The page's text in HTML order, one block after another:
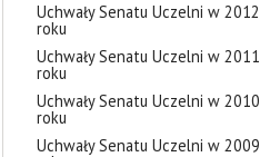
Uchwały Senatu Uczelni w 2012
roku
Uchwały Senatu Uczelni w 2011
roku
Uchwały Senatu Uczelni w 2010
roku
Uchwały Senatu Uczelni w 2009